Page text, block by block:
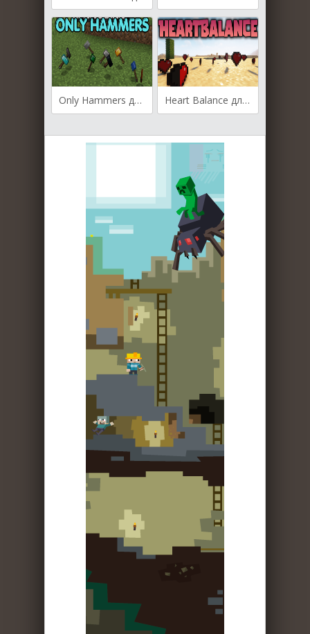
Only Hammers для Майнкрафт [1.20.2, 1.20.1, 1.20] Heart Balance для Майнкрафт [1.19.4, 1.19.2, 1.18.2]